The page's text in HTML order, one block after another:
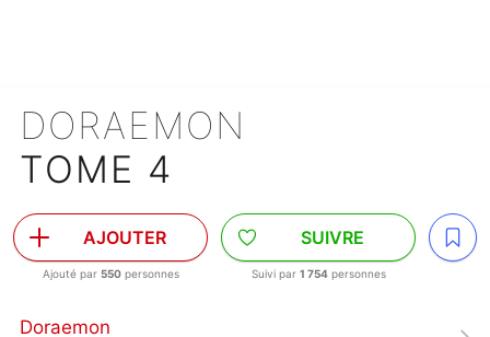
DORAEMON
TOME 4
AJOUTER
Ajouté par 550personnes
SUIVRE
Suivi par 1 754personnes
Doraemon